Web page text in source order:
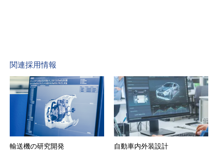
関連採用情報
輸送機の研究開発 自動車内外装設計